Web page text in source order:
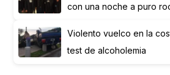
con una noche a puro
Violento vuelco en la
test de alcoholemia